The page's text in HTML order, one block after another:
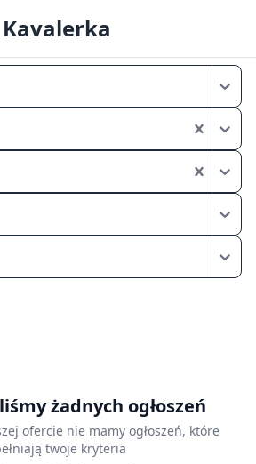
Kavalerka
Mikrokawalerki
sprzedaż
Borek
żadnych ogłoszeń
ofercie nie mamy ogłoszeń, które
twoje kryteria